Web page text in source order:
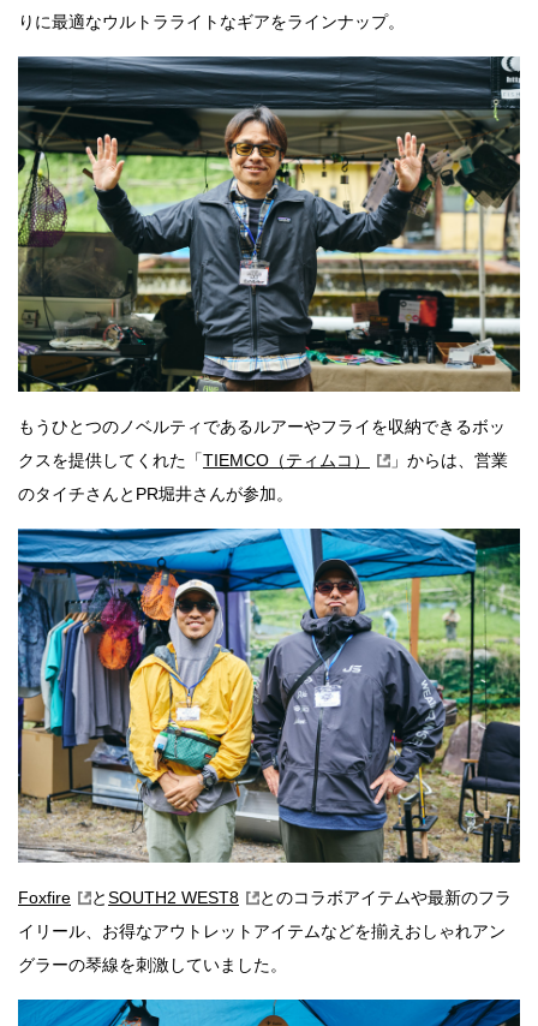
りに最適なウルトラライトなギアをラインナップ。
もうひとつのノベルティであるルアーやフライを収納できるボッ
クスを提供してくれた「TIEMCO（ティムコ）
」からは、営業
のタイチさんとPR堀井さんが参加。
Foxfire とSOUTH2 WEST8
とのコラボアイテムや最新のフラ
イリール、お得なアウトレットアイテムなどを揃えおしゃれアン
グラーの琴線を刺激していました。